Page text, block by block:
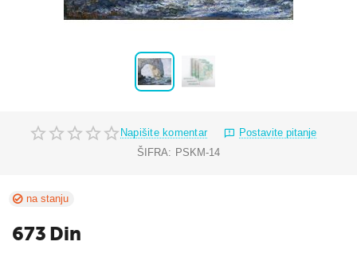
Napišite komentar
Postavite pitanje
ŠIFRA: PSKM-14
na stanju
673 Din